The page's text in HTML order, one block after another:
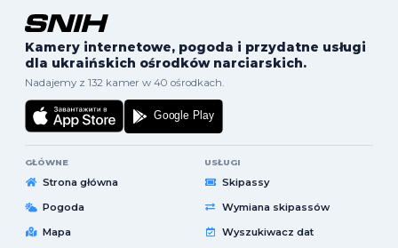
Kamery internetowe, pogoda i przydatne usługi
dla ukraińskich ośrodków narciarskich.
Nadajemy z 132 kamer w 40 ośrodkach.
GŁÓWNE
Strona główna
Pogoda
Mapa
USŁUGI
Skipassy
Wymiana skipassów
Wyszukiwacz dat